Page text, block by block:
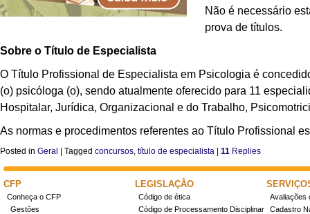
Não é necessário
prova de títulos.
Sobre o Título de Especialista
O Título Profissional de Especialista em Psicologia é
(o) psicóloga (o), sendo atualmente oferecido para 11
Hospitalar, Jurídica, Organizacional e do Trabalho,
As normas e procedimentos referentes ao Título Profissional
Posted in Geral Tagged concursos, título de especialista 11 Replies
CFP
Conheça o CFP
Gestões
LEGISLAÇÃO
Código de ética
Código de Processamento Disciplinar
Avaliações
Cadastro